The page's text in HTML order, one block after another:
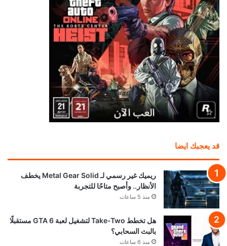
قد يعجبك ايضا
ريميك غير رسمي لـ Metal Gear Solid يخطف
الأنظار.. وأصبح متاحًا للتجربة
منذ 5 ساعات
هل تخطط Take-Two لتشغيل لعبة GTA 6 مستقبلًا
بالبث السحابي؟
منذ 6 ساعات